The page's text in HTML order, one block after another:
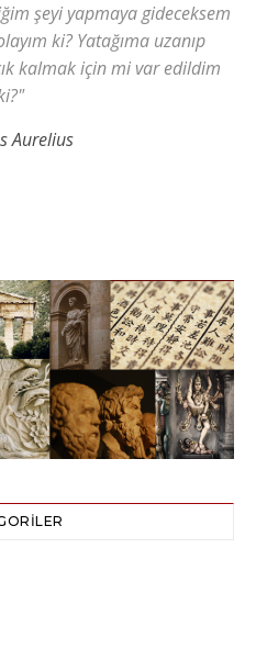
şeyi yapmaya gideceksem
ki? Yatağıma uzanıp
kalmak için mi var edildim
Aurelius